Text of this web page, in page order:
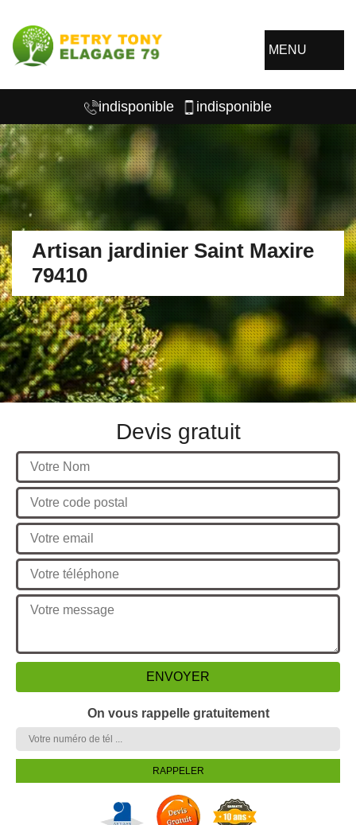
MENU
indisponible indisponible
Artisan jardinier Saint Maxire
79410
Devis gratuit
On vous rappelle gratuitement